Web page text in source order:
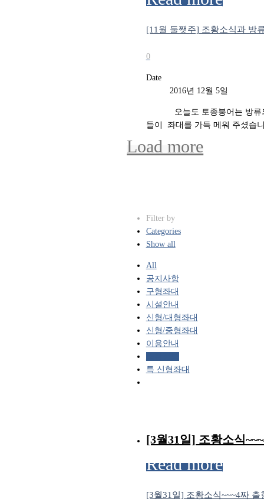
[11월 둘쨋주] 조황소식과 방
0
Date
2016년 12월 5일
오늘도 토종붕어는 방류되
들이 ​ 좌대를 가득 메워 주셨습
Load more
Filter by
Categories
Show all
All
공지사항
구형좌대
시설안내
신형/대형좌대
신형/중형좌대
이용안내
특 신형좌대
[3월31일] 조황소식
Read more
[3월31일] 조황소식~~~4짜